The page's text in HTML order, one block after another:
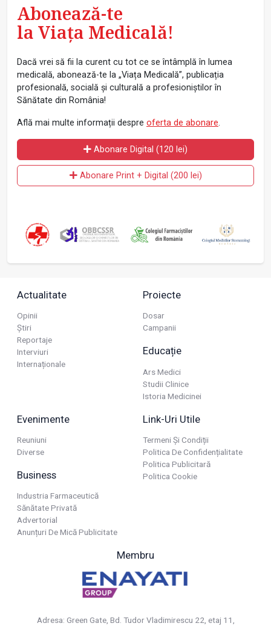
Abonează-te
la Viața Medicală!
Dacă vrei să fii la curent cu tot ce se întâmplă în lumea
medicală, abonează-te la „Viața Medicală”, publicația
profesională, socială și culturală a profesioniștilor în
Sănătate din România!
Află mai multe informații despre oferta de abonare.
Abonare Digital (120 lei)
Abonare Print + Digital (200 lei)
Actualitate
Opinii
Știri
Reportaje
Interviuri
Internaționale
Proiecte
Dosar
Campanii
Educație
Ars Medici
Studii Clinice
Istoria Medicinei
Evenimente
Reuniuni
Diverse
Business
Industria Farmaceutică
Sănătate Privată
Advertorial
Anunțuri De Mică Publicitate
Link-Uri Utile
Termeni Și Condiții
Politica De Confidențialitate
Politica Publicitară
Politica Cookie
Membru
Adresa: Green Gate, Bd. Tudor Vladimirescu 22, etaj 11,